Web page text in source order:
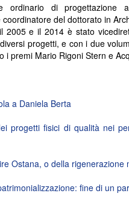
ordinario di progettazione
del dottorato in
e il 2014 è stato
progetti, e con i due
i premi Mario Rigoni Stern e
a Daniela Berta
progetti fisici di qualità nei
Ostana, o della rigenerazione
fine di un